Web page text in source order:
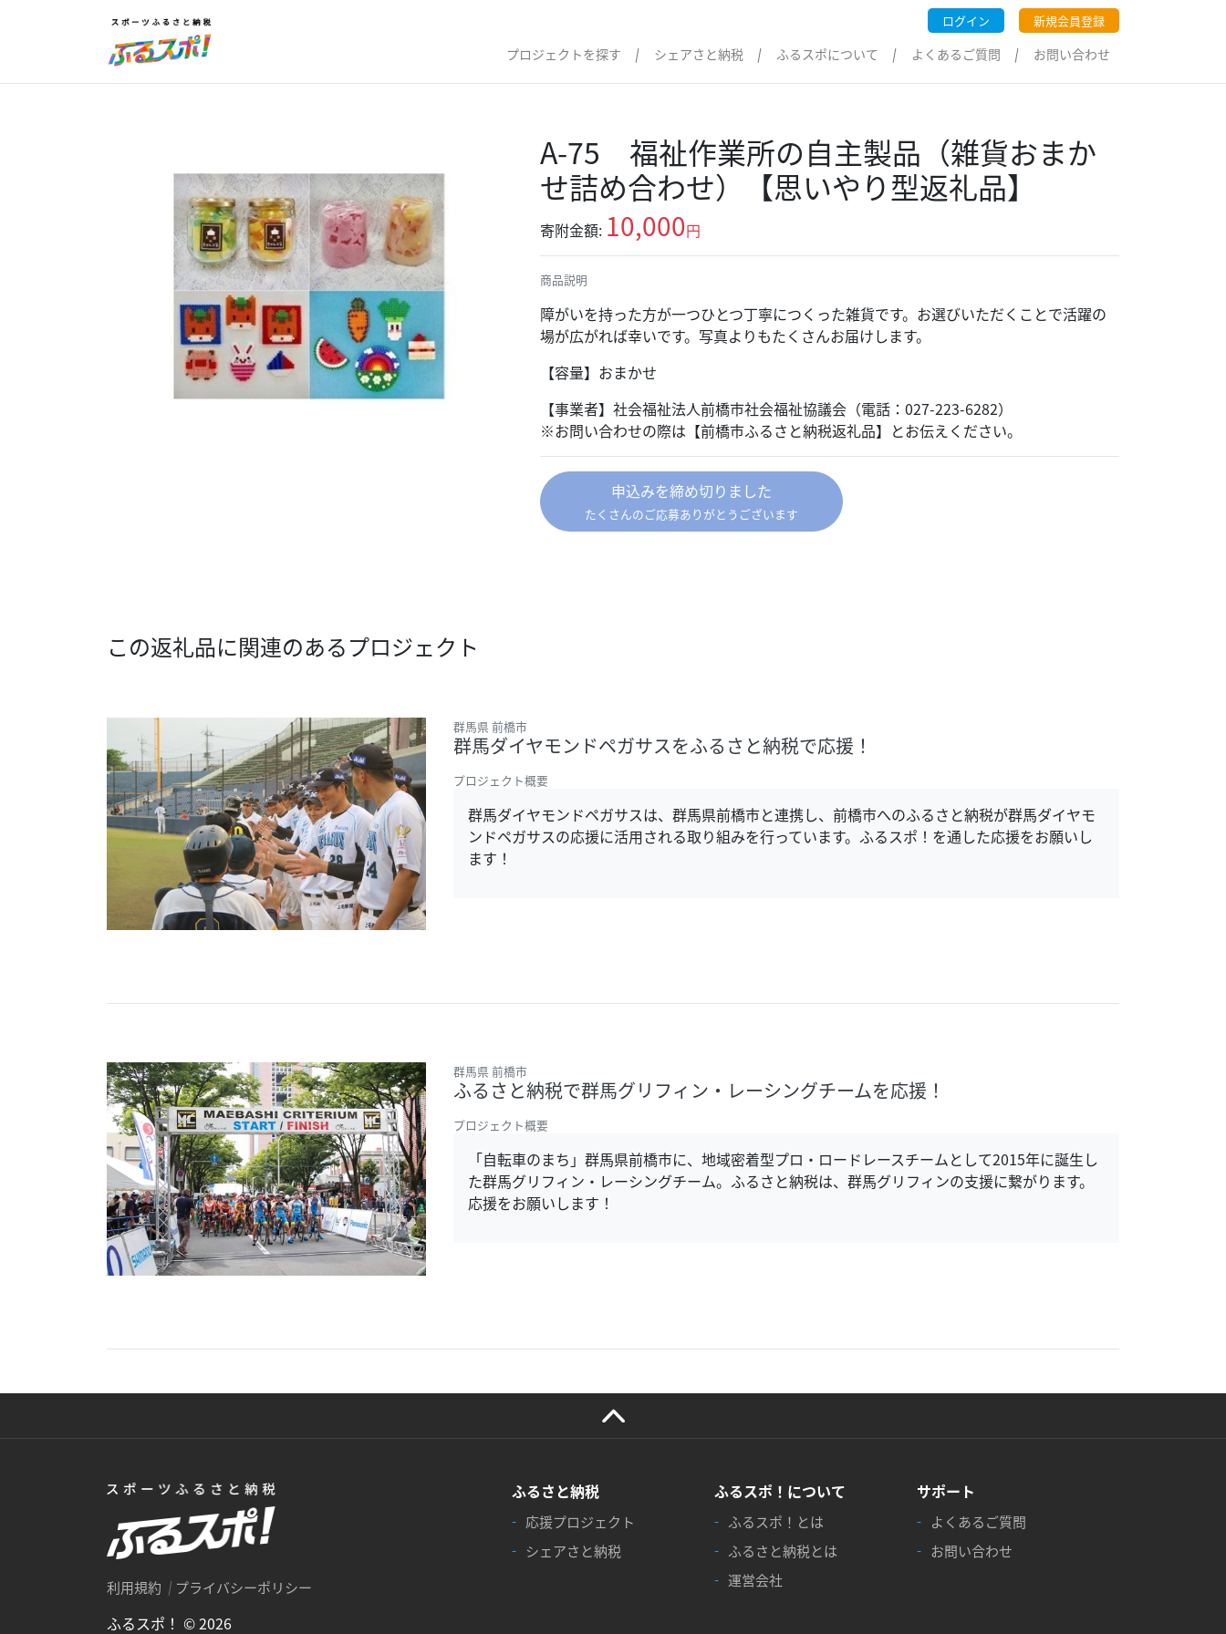
ログイン 新規会員登録
プロジェクトを探す シェアさと納税 ふるスポについて よくあるご質問 お問い合わせ
A-75 福祉作業所の自主製品（雑貨おまか
せ詰め合わせ）【思いやり型返礼品】
寄附金額: 10,000円
商品説明
障がいを持った方が一つひとつ丁寧につくった雑貨です。お選びいただくことで活躍の
場が広がれば幸いです。写真よりもたくさんお届けします。
【容量】おまかせ
【事業者】社会福祉法人前橋市社会福祉協議会（電話：027-223-6282）
※お問い合わせの際は【前橋市ふるさと納税返礼品】とお伝えください。
申込みを締め切りました
たくさんのご応募ありがとうございます
この返礼品に関連のあるプロジェクト
群馬県 前橋市
群馬ダイヤモンドペガサスをふるさと納税で応援！
プロジェクト概要
群馬ダイヤモンドペガサスは、群馬県前橋市と連携し、前橋市へのふるさと納税が群馬ダイヤモ
ンドペガサスの応援に活用される取り組みを行っています。ふるスポ！を通した応援をお願いし
ます！
群馬県 前橋市
ふるさと納税で群馬グリフィン・レーシングチームを応援！
プロジェクト概要
「自転車のまち」群馬県前橋市に、地域密着型プロ・ロードレースチームとして2015年に誕生し
た群馬グリフィン・レーシングチーム。ふるさと納税は、群馬グリフィンの支援に繋がります。
応援をお願いします！
利用規約 プライバシーポリシー
ふるスポ！ © 2026
ふるさと納税
応援プロジェクト
シェアさと納税
ふるスポ！について
ふるスポ！とは
ふるさと納税とは
運営会社
サポート
よくあるご質問
お問い合わせ